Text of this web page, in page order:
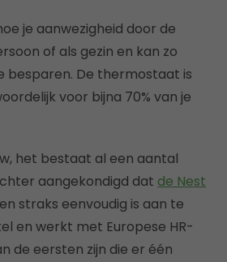
je aanwezigheid door de
of als gezin en kan zo
besparen. De thermostaat is
voor bijna 70% van je
het bestaat al een aantal
aangekondigd dat de Nest
en straks eenvoudig is aan te
en werkt met Europese HR-
de eersten zijn die er één